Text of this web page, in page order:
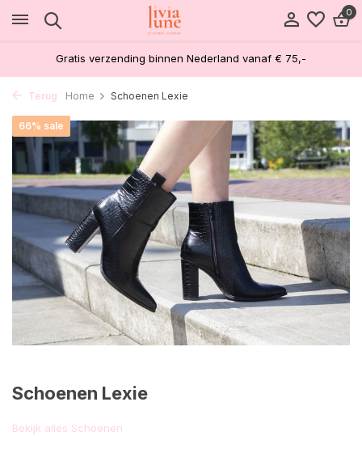
0
Gratis verzending binnen Nederland vanaf € 75,-
Terug Home Schoenen Lexie
Schoenen Lexie
66% sale
Bekijk alles Schoenen